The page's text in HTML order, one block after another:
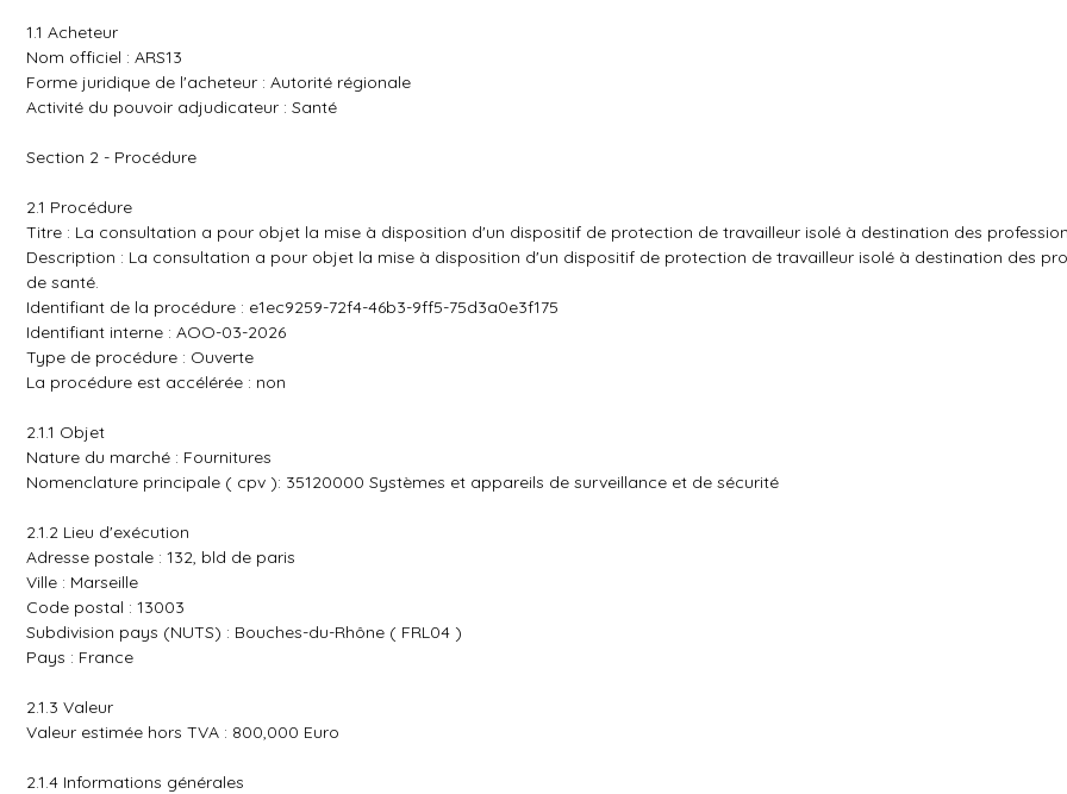
1.1 Acheteur
Nom officiel : ARS13
Forme juridique de l'acheteur : Autorité régionale
Activité du pouvoir adjudicateur : Santé
Section 2 - Procédure
2.1 Procédure
Titre : La consultation a pour objet la mise à disposition d'un dispositif de protection de travailleur isolé à destination des
Description : La consultation a pour objet la mise à disposition d'un dispositif de protection de travailleur isolé à destination des
de santé.
Identifiant de la procédure : e1ec9259-72f4-46b3-9ff5-75d3a0e3f175
Identifiant interne : AOO-03-2026
Type de procédure : Ouverte
La procédure est accélérée : non
2.1.1 Objet
Nature du marché : Fournitures
Nomenclature principale ( cpv ): 35120000 Systèmes et appareils de surveillance et de sécurité
2.1.2 Lieu d'exécution
Adresse postale : 132, bld de paris
Ville : Marseille
Code postal : 13003
Subdivision pays (NUTS) : Bouches-du-Rhône ( FRL04 )
Pays : France
2.1.3 Valeur
Valeur estimée hors TVA : 800,000 Euro
2.1.4 Informations générales